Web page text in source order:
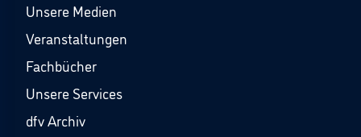
Unsere Medien
Veranstaltungen
Fachbücher
Unsere Services
dfv Archiv